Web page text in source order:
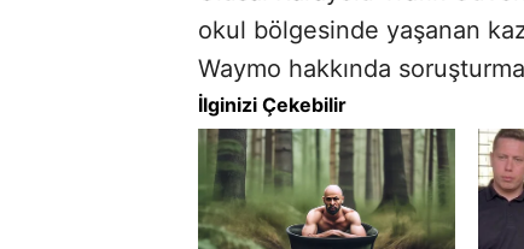
okul bölgesinde yaşanan
Waymo hakkında